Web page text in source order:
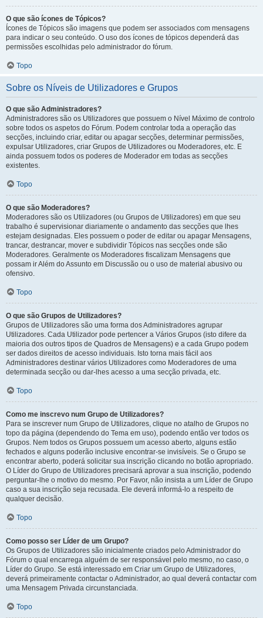
O que são ícones de Tópicos?
Ícones de Tópicos são imagens que podem ser associados com mensagens
para indicar o seu conteúdo. O uso dos ícones de tópicos dependerá das
permissões escolhidas pelo administrador do fórum.
Topo
Sobre os Níveis de Utilizadores e Grupos
O que são Administradores?
Administradores são os Utilizadores que possuem o Nível Máximo de controlo
sobre todos os aspetos do Fórum. Podem controlar toda a operação das
secções, incluindo criar, editar ou apagar secções, determinar permissões,
expulsar Utilizadores, criar Grupos de Utilizadores ou Moderadores, etc. E
ainda possuem todos os poderes de Moderador em todas as secções
existentes.
Topo
O que são Moderadores?
Moderadores são os Utilizadores (ou Grupos de Utilizadores) em que seu
trabalho é supervisionar diariamente o andamento das secções que lhes
estejam designadas. Eles possuem o poder de editar ou apagar Mensagens,
trancar, destrancar, mover e subdividir Tópicos nas secções onde são
Moderadores. Geralmente os Moderadores fiscalizam Mensagens que
possam ir Além do Assunto em Discussão ou o uso de material abusivo ou
ofensivo.
Topo
O que são Grupos de Utilizadores?
Grupos de Utilizadores são uma forma dos Administradores agrupar
Utilizadores. Cada Utilizador pode pertencer a Vários Grupos (isto difere da
maioria dos outros tipos de Quadros de Mensagens) e a cada Grupo podem
ser dados direitos de acesso individuais. Isto torna mais fácil aos
Administradores destinar vários Utilizadores como Moderadores de uma
determinada secção ou dar-lhes acesso a uma secção privada, etc.
Topo
Como me inscrevo num Grupo de Utilizadores?
Para se inscrever num Grupo de Utilizadores, clique no atalho de Grupos no
topo da página (dependendo do Tema em uso), podendo então ver todos os
Grupos. Nem todos os Grupos possuem um acesso aberto, alguns estão
fechados e alguns poderão inclusive encontrar-se invisíveis. Se o Grupo se
encontrar aberto, poderá solicitar sua inscrição clicando no botão apropriado.
O Líder do Grupo de Utilizadores precisará aprovar a sua inscrição, podendo
perguntar-lhe o motivo do mesmo. Por Favor, não insista a um Líder de Grupo
caso a sua inscrição seja recusada. Ele deverá informá-lo a respeito de
qualquer decisão.
Topo
Como posso ser Líder de um Grupo?
Os Grupos de Utilizadores são inicialmente criados pelo Administrador do
Fórum o qual encarrega alguém de ser responsável pelo mesmo, no caso, o
Líder do Grupo. Se está interessado em Criar um Grupo de Utilizadores,
deverá primeiramente contactar o Administrador, ao qual deverá contactar com
uma Mensagem Privada circunstanciada.
Topo